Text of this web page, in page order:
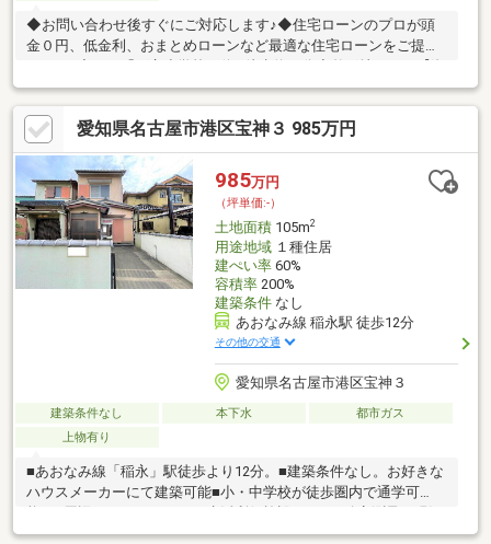
◆お問い合わせ後すぐにご対応します♪◆住宅ローンのプロが頭
金０円、低金利、おまとめローンなど最適な住宅ローンをご提案
料請求】は上記ボタンをクリック♪ お電話でのお問い合わせは
０１２０－８４－５１６９まで♪リクラス不動産の強み・事務員を
含めた全従業員が宅地建物取引士を取得しております。 不動産
のプロが丁寧に誠意を持って不動産探しをサポートさせて頂きま
す。・不動産売却における成約率も９０％を超えます。 不動産
のご売却・住み替えをご希望のお客様も是非お問い合わせ下さ
い。
愛知県名古屋市港区宝神３ 985万円
985万円
（坪単価:-）
土地面積105m2
用途地域１種住居
建ぺい率60%
容積率200%
建築条件なし
あおなみ線 稲永駅 徒歩12分
その他の交通
愛知県名古屋市港区宝神３
建築条件なし 本下水
都市ガス
上物有り
■あおなみ線「稲永」駅徒歩より12分。■建築条件なし。お好きな
ハウスメーカーにて建築可能■小・中学校が徒歩圏内で通学可
能。■周辺にスーパーなどの生活利便施設あり。■確定測量・現況
渡し。※契約不適合責任免責。現況引渡し。＜Life Information＞